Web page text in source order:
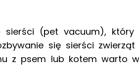
(pet vacuum), który
się sierści zwierząt
z psem lub kotem warto